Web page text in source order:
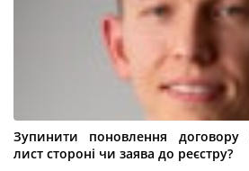
Зупинити поновлення договору
лист стороні чи заява до реєстру?